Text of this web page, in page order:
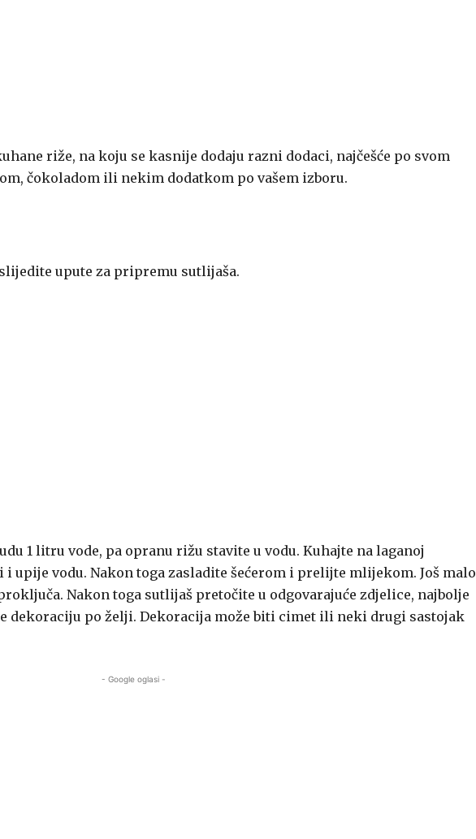
riže, na koju se kasnije dodaju razni dodaci, najčešće po svom
čokoladom ili nekim dodatkom po vašem izboru.
upute za pripremu sutlijaša.
1 litru vode, pa opranu rižu stavite u vodu. Kuhajte na laganoj
upije vodu. Nakon toga zasladite šećerom i prelijte mlijekom. Još malo
Nakon toga sutlijaš pretočite u odgovarajuće zdjelice, najbolje
dekoraciju po želji. Dekoracija može biti cimet ili neki drugi sastojak
- Google oglasi -